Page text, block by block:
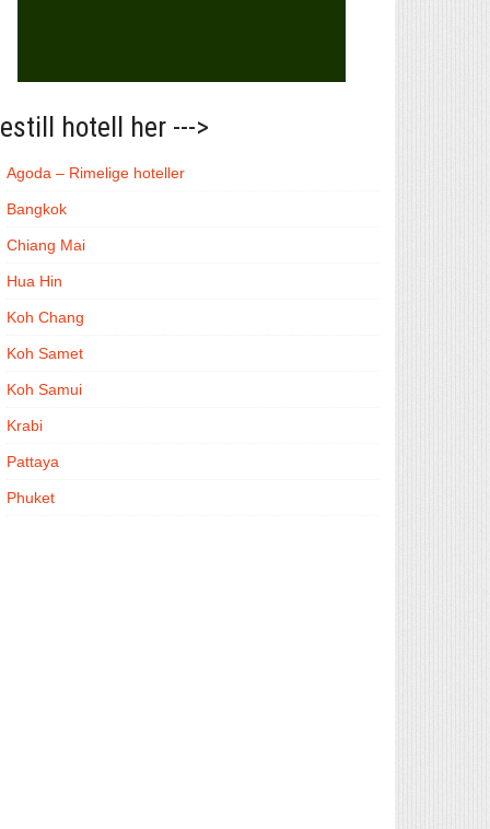
hotell her --->
Agoda – Rimelige hoteller
Bangkok
Chiang Mai
Hua Hin
Koh Chang
Koh Samet
Koh Samui
Krabi
Pattaya
Phuket